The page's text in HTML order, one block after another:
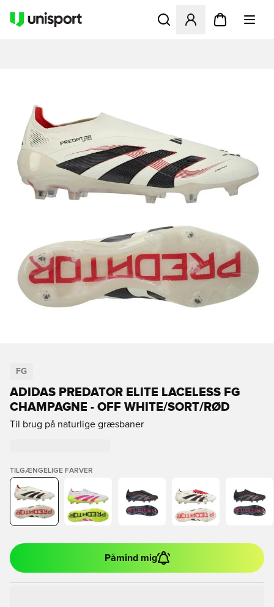
Åbner en Modal til at
FG
ADIDAS PREDATOR ELITE LACELESS FG
CHAMPAGNE - OFF WHITE/SORT/RØD
Til brug på naturlige græsbaner
TILGÆNGELIGE FARVER
Påmind mig